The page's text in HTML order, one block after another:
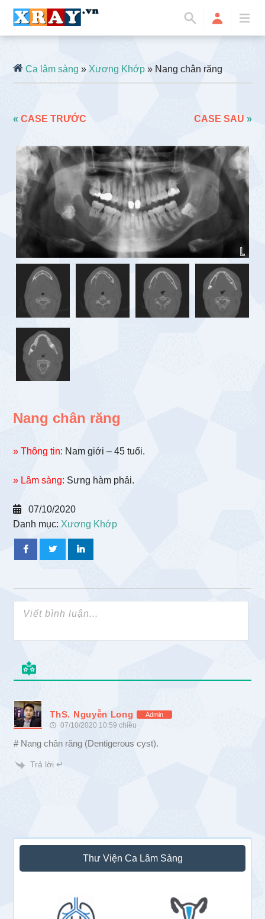
Ca lâm sàng »Xương Khớp » Nang chân răng
«CASE TRƯỚC CASE SAU »
Nang chân răng
» Thông tin: Nam giới – 45 tuổi.
» Lâm sàng: Sưng hàm phải.
07/10/2020
Danh mục: Xương Khớp
ThS. Nguyễn Long Admin
07/10/2020 10:59 chiều
# Nang chân răng (Dentigerous cyst).
Trả lời ↵
Sidebar
chính
Thư Viện Ca Lâm Sàng